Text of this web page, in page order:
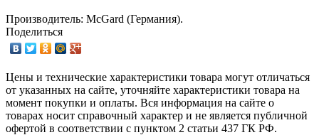
Производитель: McGard (Германия).
Поделиться
Цены и технические характеристики товара могут отличаться
от указанных на сайте, уточняйте характеристики товара на
момент покупки и оплаты. Вся информация на сайте о
товарах носит справочный характер и не является публичной
офертой в соответствии с пунктом 2 статьи 437 ГК РФ.